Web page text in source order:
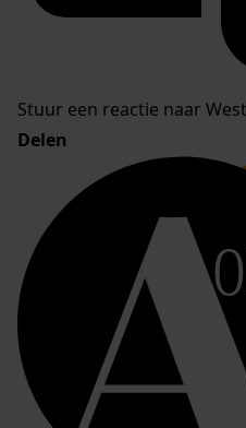
Stuur een reactie naar
Delen